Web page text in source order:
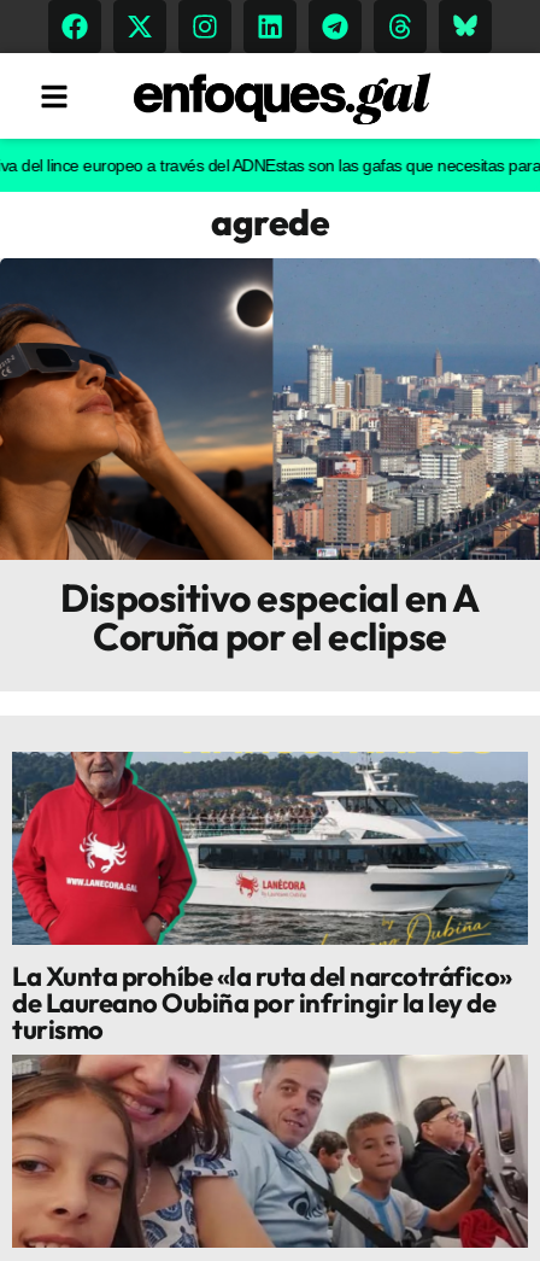
Gastronomía
Escenarios
Sostenibilidad
Innova
europeo a través del ADNEstas son las gafas que necesitas para ver
agrede
Dispositivo especial en A
Coruña por el eclipse
La Xunta prohíbe «la ruta del narcotráfico»
de Laureano Oubiña por infringir la ley de
turismo